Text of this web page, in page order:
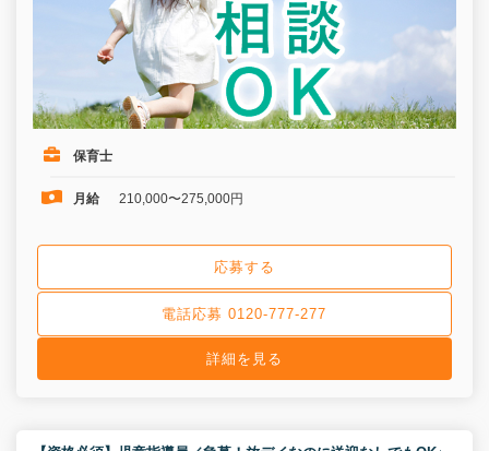
保育士
月給 210,000〜275,000円
応募する
電話応募 0120-777-277
詳細を見る